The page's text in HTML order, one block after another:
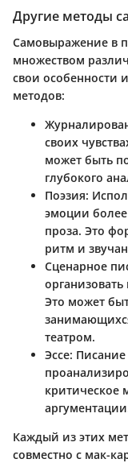
Другие методы
Самовыражение в
множеством
свои особенности
методов:
своих
может быть
глубокого
Поэзия:
эмоции
проза. Это
ритм и
Сценарное
Это может
театром.
Эссе: Писание
критическое
Каждый из этих
совместно с мак-